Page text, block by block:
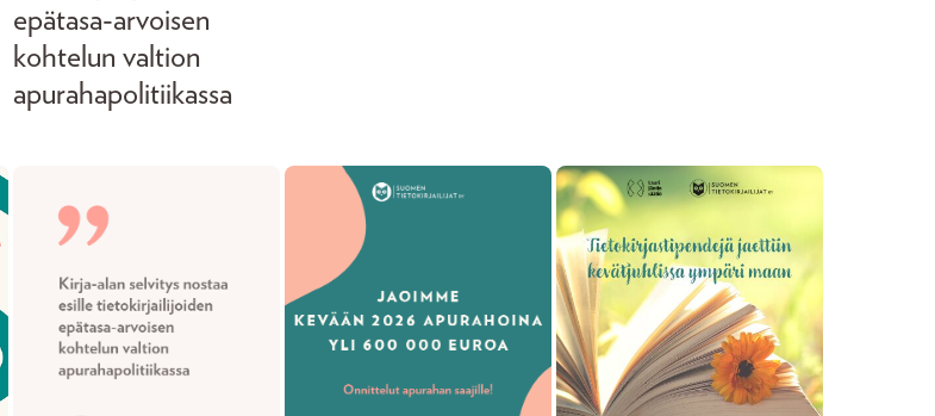
epätasa-arvoisen
kohtelun valtion
apurahapolitiikassa